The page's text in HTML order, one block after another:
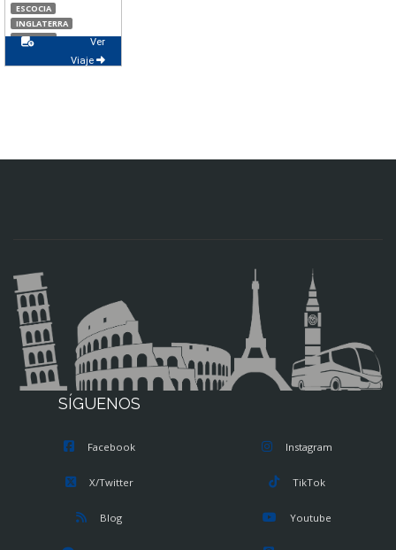
ESCOCIA
INGLATERRA
IRLANDA
Ver
Viaje
SÍGUENOS
Facebook
X/Twitter
Blog
Instagram
TikTok
Youtube